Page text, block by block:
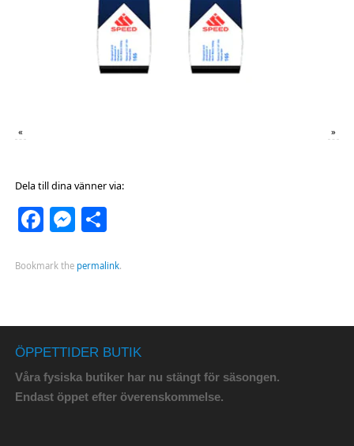
« »
Dela till dina vänner via:
Facebook
Messenger
Dela
Bookmark the permalink.
ÖPPETTIDER BUTIK
Våra fysiska butiker har nu stängt för säsongen.
Endast öppet efter överenskommelse.